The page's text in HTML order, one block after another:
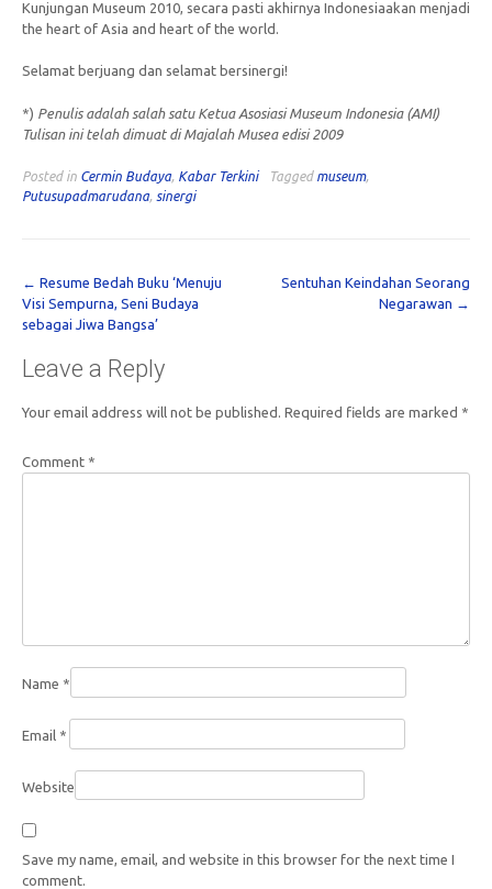
Kunjungan Museum 2010, secara pasti akhirnya Indonesiaakan menjadi
the heart of Asia and heart of the world.
Selamat berjuang dan selamat bersinergi!
*) Penulis adalah salah satu Ketua Asosiasi Museum Indonesia (AMI)
Tulisan ini telah dimuat di Majalah Musea edisi 2009
Posted in Cermin Budaya, Kabar Terkini Tagged museum,
Putusupadmarudana, sinergi
Post
navigation
← Resume Bedah Buku ‘Menuju
Visi Sempurna, Seni Budaya
sebagai Jiwa Bangsa’
Sentuhan Keindahan Seorang
Negarawan →
Leave a Reply
Your email address will not be published. Required fields are marked *
Comment *
Name *
Email *
Website
Save my name, email, and website in this browser for the next time I
comment.